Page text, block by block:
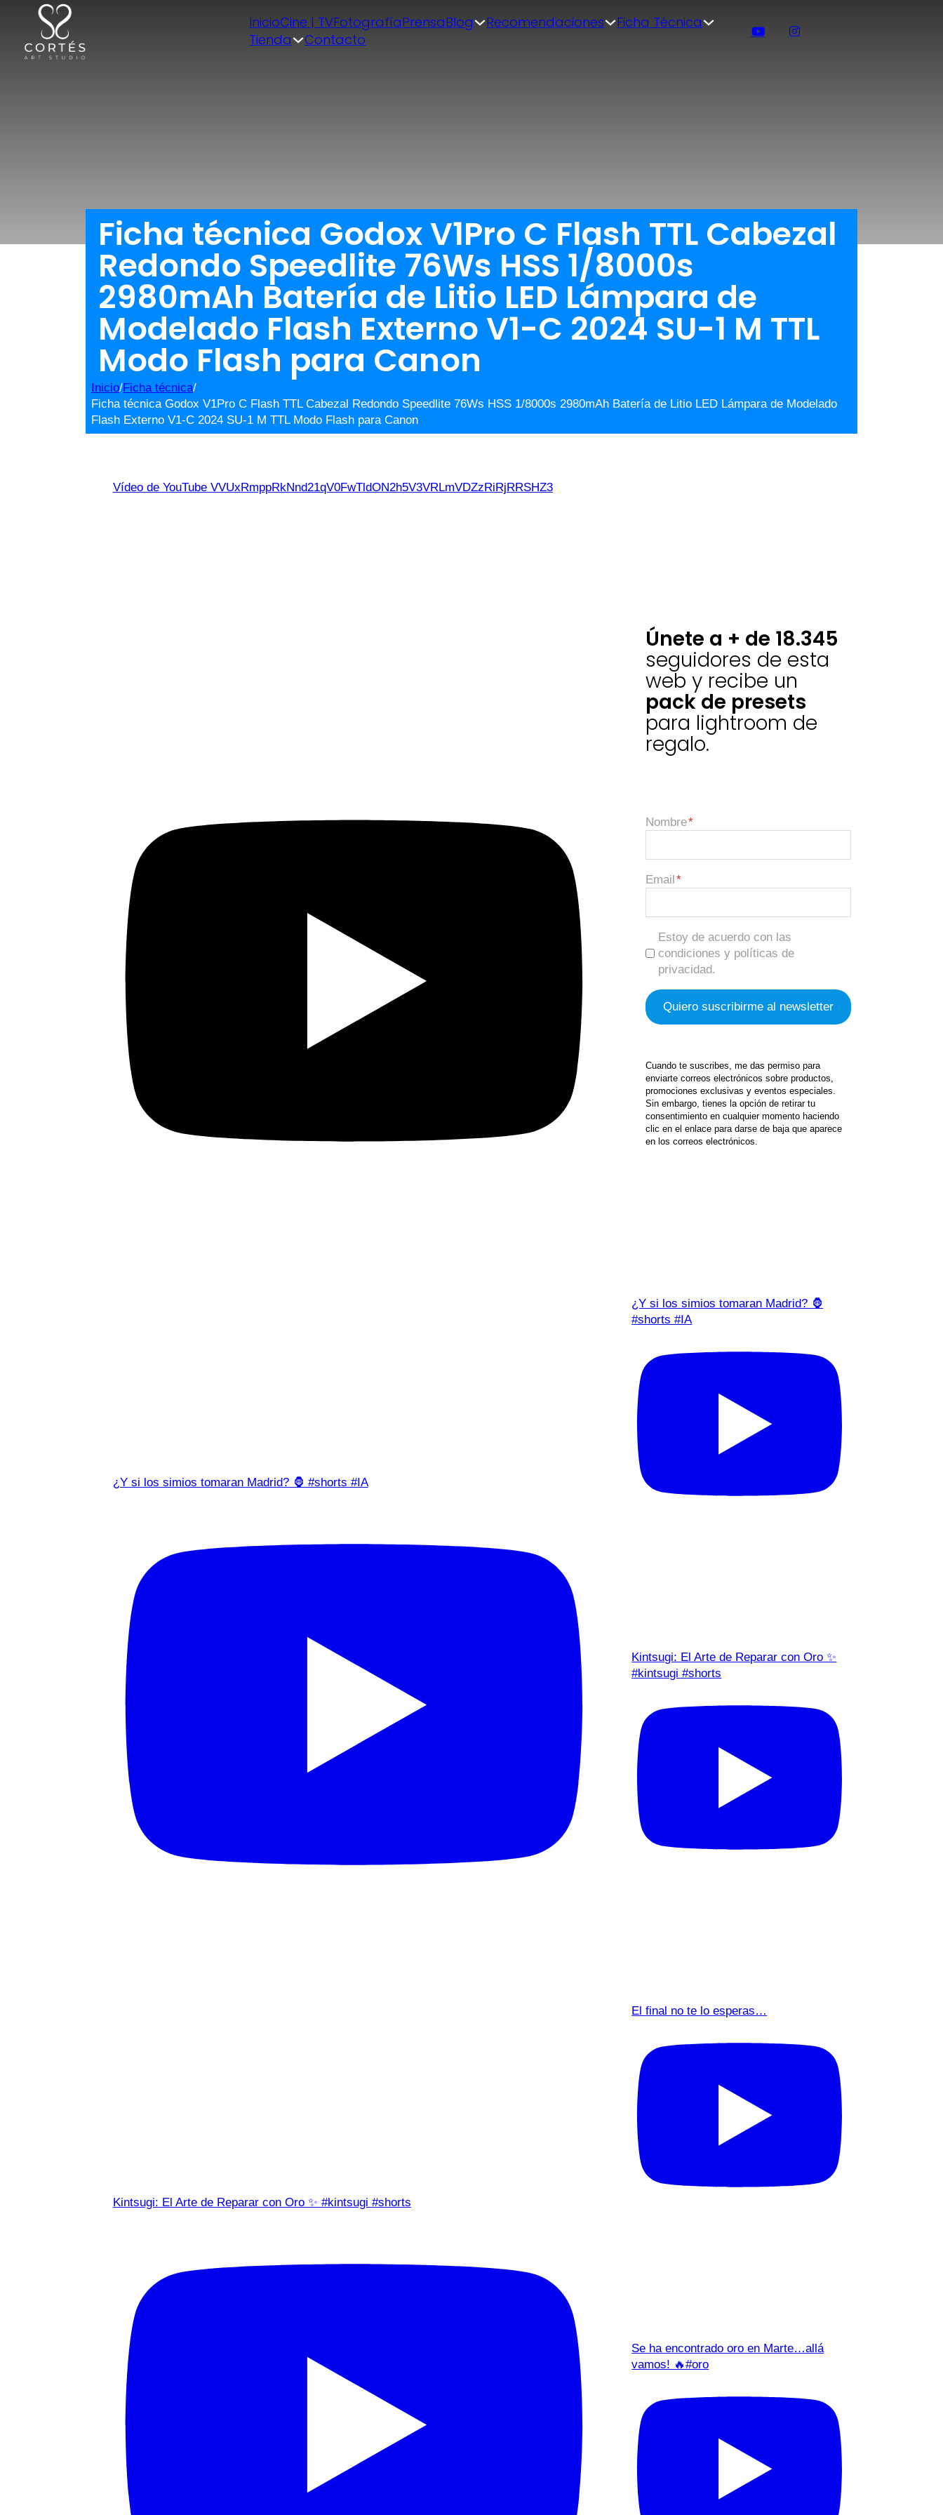
InicioCine | TVFotografíaPrensaBlog Recomendaciones
Ficha Técnica
Tienda
Contacto
Ficha técnica Godox V1Pro C Flash TTL Cabezal
Redondo Speedlite 76Ws HSS 1/8000s
2980mAh Batería de Litio LED Lámpara de
Modelado Flash Externo V1-C 2024 SU-1 M TTL
Modo Flash para Canon
Inicio/Ficha técnica/
Ficha técnica Godox V1Pro C Flash TTL Cabezal Redondo Speedlite 76Ws HSS 1/8000s 2980mAh Batería de Litio LED Lámpara de Modelado
Flash Externo V1-C 2024 SU-1 M TTL Modo Flash para Canon
Vídeo de YouTube VVUxRmppRkNnd21qV0FwTldON2h5V3VRLmVDZzRiRjRRSHZ3
¿Y si los simios tomaran Madrid? 🦍 #shorts #IA
Kintsugi: El Arte de Reparar con Oro ✨ #kintsugi #shorts
Únete a + de 18.345
seguidores de esta
web y recibe un
pack de presets
para lightroom de
regalo.
Nombre
Email
Estoy de acuerdo con las
condiciones y políticas de
privacidad.
Cuando te suscribes, me das permiso para
enviarte correos electrónicos sobre productos,
promociones exclusivas y eventos especiales.
Sin embargo, tienes la opción de retirar tu
consentimiento en cualquier momento haciendo
clic en el enlace para darse de baja que aparece
en los correos electrónicos.
¿Y si los simios tomaran Madrid? 🦍
#shorts #IA
Kintsugi: El Arte de Reparar con Oro ✨
#kintsugi #shorts
El final no te lo esperas…
Se ha encontrado oro en Marte…allá
vamos! 🔥#oro